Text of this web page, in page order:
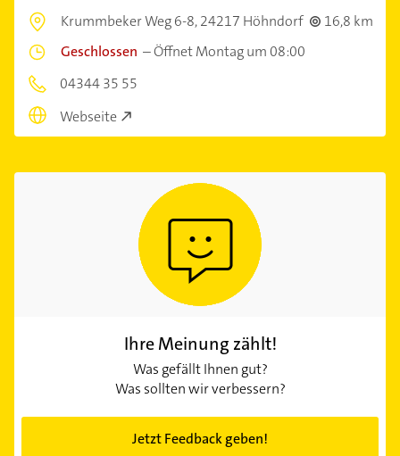
Krummbeker Weg 6-8,24217 Höhndorf
16,8 km
Geschlossen –Öffnet Montag um 08:00
04344 35 55
Webseite
Ihre Meinung zählt!
Was gefällt Ihnen gut?
Was sollten wir verbessern?
Jetzt Feedback geben!